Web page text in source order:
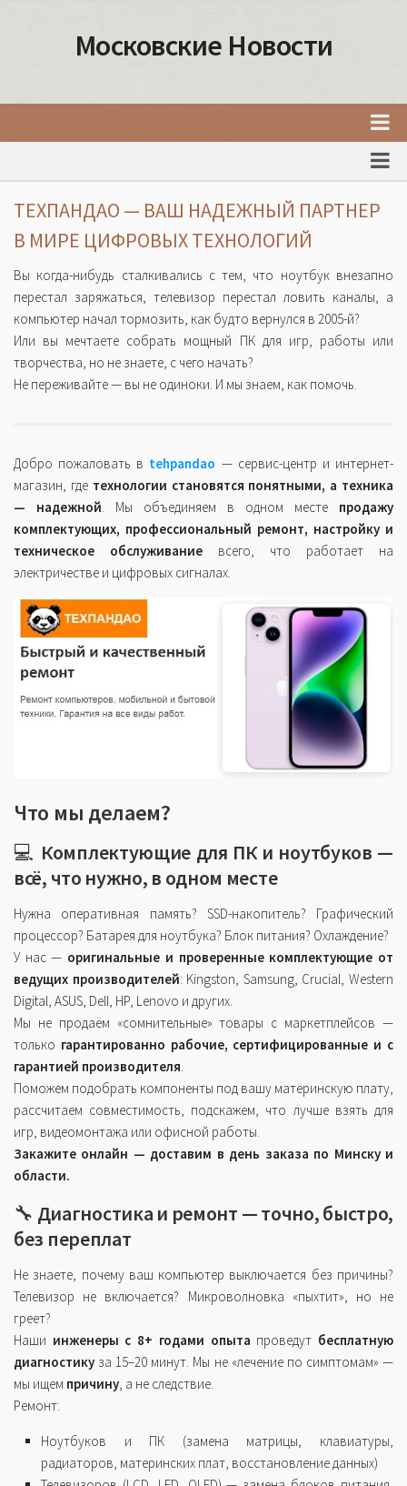
Московские Новости
События Москвы
Факты о Москве
Москва
Товары и услуги Москвы
ТЕХПАНДАО — ВАШ НАДЕЖНЫЙ ПАРТНЕР
В МИРЕ ЦИФРОВЫХ ТЕХНОЛОГИЙ
Вы когда-нибудь сталкивались с тем, что ноутбук внезапно
перестал заряжаться, телевизор перестал ловить каналы, а
компьютер начал тормозить, как будто вернулся в 2005-й?
Или вы мечтаете собрать мощный ПК для игр, работы или
творчества, но не знаете, с чего начать?
Не переживайте — вы не одиноки. И мы знаем, как помочь.
Добро пожаловать в tehpandao — сервис-центр и интернет-
магазин, где технологии становятся понятными, а техника
— надежной. Мы объединяем в одном месте продажу
комплектующих, профессиональный ремонт, настройку и
техническое обслуживание всего, что работает на
электричестве и цифровых сигналах.
Что мы делаем?
💻 Комплектующие для ПК и ноутбуков —
всё, что нужно, в одном месте
Нужна оперативная память? SSD-накопитель? Графический
процессор? Батарея для ноутбука? Блок питания? Охлаждение?
У нас — оригинальные и проверенные комплектующие от
ведущих производителей: Kingston, Samsung, Crucial, Western
Digital, ASUS, Dell, HP, Lenovo и других.
Мы не продаём «сомнительные» товары с маркетплейсов —
только гарантированно рабочие, сертифицированные и с
гарантией производителя.
Поможем подобрать компоненты под вашу материнскую плату,
рассчитаем совместимость, подскажем, что лучше взять для
игр, видеомонтажа или офисной работы.
Закажите онлайн — доставим в день заказа по Минску и
области.
🔧 Диагностика и ремонт — точно, быстро,
без переплат
Не знаете, почему ваш компьютер выключается без причины?
Телевизор не включается? Микроволновка «пыхтит», но не
греет?
Наши инженеры с 8+ годами опыта проведут бесплатную
диагностику за 15–20 минут. Мы не «лечение по симптомам» —
мы ищем причину, а не следствие.
Ремонт:
Ноутбуков и ПК (замена матрицы, клавиатуры,
радиаторов, материнских плат, восстановление данных)